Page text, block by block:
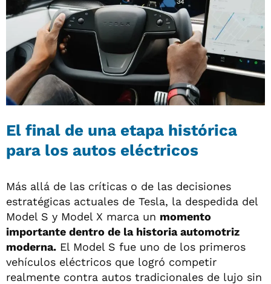
El final de una etapa histórica
para los autos eléctricos
Más allá de las críticas o de las decisiones
estratégicas actuales de Tesla, la despedida del
Model S y Model X marca un momento
importante dentro de la historia automotriz
moderna. El Model S fue uno de los primeros
vehículos eléctricos que logró competir
realmente contra autos tradicionales de lujo sin